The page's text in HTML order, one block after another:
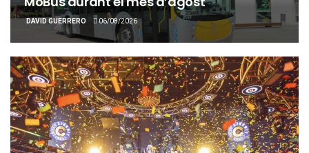
DAVID GUERRERO 06/08/2026